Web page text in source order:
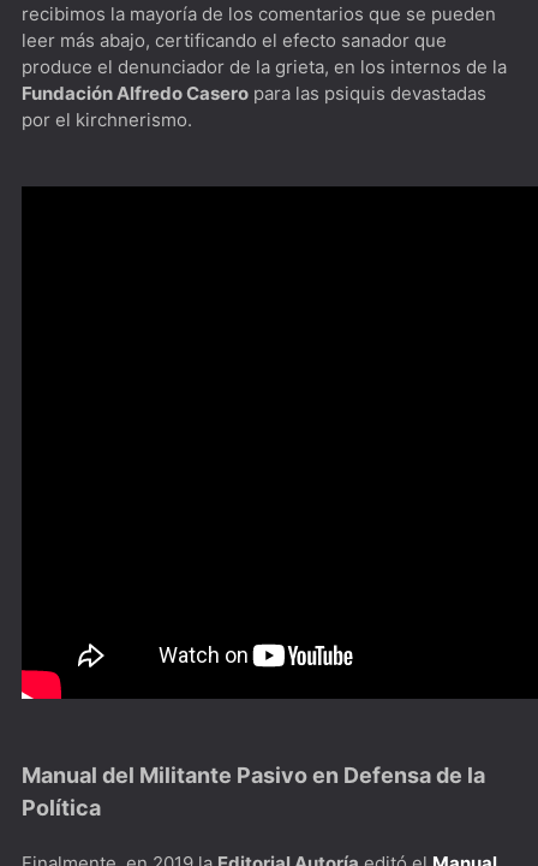
recibimos la mayoría de los comentarios que se pueden
leer más abajo, certificando el efecto sanador que
produce el denunciador de la grieta, en los internos de la
Fundación Alfredo Casero para las psiquis devastadas
por el kirchnerismo.
Manual del Militante Pasivo en Defensa de la
Política